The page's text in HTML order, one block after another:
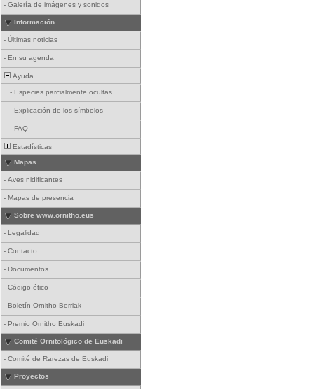
- Galería de imágenes y sonidos
Información
- Últimas noticias
- En su agenda
Ayuda
- Especies parcialmente ocultas
- Explicación de los símbolos
- FAQ
Estadísticas
Mapas
- Aves nidificantes
- Mapas de presencia
Sobre www.ornitho.eus
- Legalidad
- Contacto
- Documentos
- Código ético
- Boletín Ornitho Berriak
- Premio Ornitho Euskadi
Comité Ornitológico de Euskadi
- Comité de Rarezas de Euskadi
Proyectos